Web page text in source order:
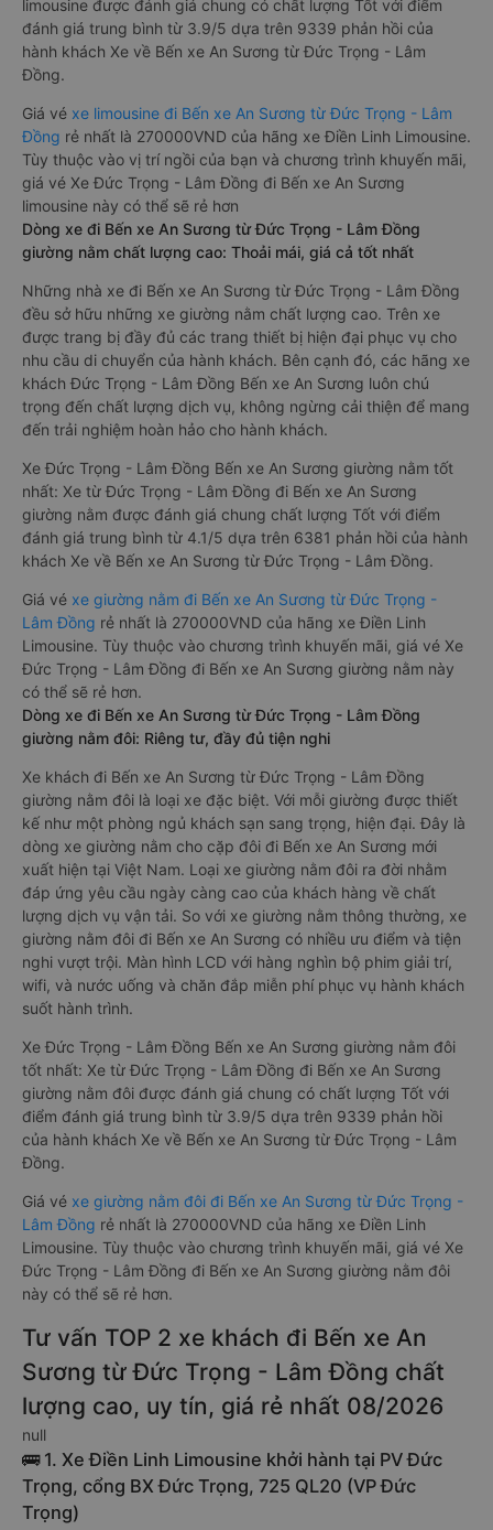
limousine được đánh giá chung có chất lượng Tốt với điểm
đánh giá trung bình từ 3.9/5 dựa trên 9339 phản hồi của
hành khách Xe về Bến xe An Sương từ Đức Trọng - Lâm
Đồng.
Giá vé xe limousine đi Bến xe An Sương từ Đức Trọng - Lâm
Đồng rẻ nhất là 270000VND của hãng xe Điền Linh Limousine.
Tùy thuộc vào vị trí ngồi của bạn và chương trình khuyến mãi,
giá vé Xe Đức Trọng - Lâm Đồng đi Bến xe An Sương
limousine này có thể sẽ rẻ hơn
Dòng xe đi Bến xe An Sương từ Đức Trọng - Lâm Đồng
giường nằm chất lượng cao: Thoải mái, giá cả tốt nhất
Những nhà xe đi Bến xe An Sương từ Đức Trọng - Lâm Đồng
đều sở hữu những xe giường nằm chất lượng cao. Trên xe
được trang bị đầy đủ các trang thiết bị hiện đại phục vụ cho
nhu cầu di chuyển của hành khách. Bên cạnh đó, các hãng xe
khách Đức Trọng - Lâm Đồng Bến xe An Sương luôn chú
trọng đến chất lượng dịch vụ, không ngừng cải thiện để mang
đến trải nghiệm hoàn hảo cho hành khách.
Xe Đức Trọng - Lâm Đồng Bến xe An Sương giường nằm tốt
nhất: Xe từ Đức Trọng - Lâm Đồng đi Bến xe An Sương
giường nằm được đánh giá chung chất lượng Tốt với điểm
đánh giá trung bình từ 4.1/5 dựa trên 6381 phản hồi của hành
khách Xe về Bến xe An Sương từ Đức Trọng - Lâm Đồng.
Giá vé xe giường nằm đi Bến xe An Sương từ Đức Trọng -
Lâm Đồng rẻ nhất là 270000VND của hãng xe Điền Linh
Limousine. Tùy thuộc vào chương trình khuyến mãi, giá vé Xe
Đức Trọng - Lâm Đồng đi Bến xe An Sương giường nằm này
có thể sẽ rẻ hơn.
Dòng xe đi Bến xe An Sương từ Đức Trọng - Lâm Đồng
giường nằm đôi: Riêng tư, đầy đủ tiện nghi
Xe khách đi Bến xe An Sương từ Đức Trọng - Lâm Đồng
giường nằm đôi là loại xe đặc biệt. Với mỗi giường được thiết
kế như một phòng ngủ khách sạn sang trọng, hiện đại. Đây là
dòng xe giường nằm cho cặp đôi đi Bến xe An Sương mới
xuất hiện tại Việt Nam. Loại xe giường nằm đôi ra đời nhằm
đáp ứng yêu cầu ngày càng cao của khách hàng về chất
lượng dịch vụ vận tải. So với xe giường nằm thông thường, xe
giường nằm đôi đi Bến xe An Sương có nhiều ưu điểm và tiện
nghi vượt trội. Màn hình LCD với hàng nghìn bộ phim giải trí,
wifi, và nước uống và chăn đắp miễn phí phục vụ hành khách
suốt hành trình.
Xe Đức Trọng - Lâm Đồng Bến xe An Sương giường nằm đôi
tốt nhất: Xe từ Đức Trọng - Lâm Đồng đi Bến xe An Sương
giường nằm đôi được đánh giá chung có chất lượng Tốt với
điểm đánh giá trung bình từ 3.9/5 dựa trên 9339 phản hồi
của hành khách Xe về Bến xe An Sương từ Đức Trọng - Lâm
Đồng.
Giá vé xe giường nằm đôi đi Bến xe An Sương từ Đức Trọng -
Lâm Đồng rẻ nhất là 270000VND của hãng xe Điền Linh
Limousine. Tùy thuộc vào chương trình khuyến mãi, giá vé Xe
Đức Trọng - Lâm Đồng đi Bến xe An Sương giường nằm đôi
này có thể sẽ rẻ hơn.
Tư vấn TOP 2 xe khách đi Bến xe An
Sương từ Đức Trọng - Lâm Đồng chất
lượng cao, uy tín, giá rẻ nhất 08/2026
null
🚌 1. Xe Điền Linh Limousine khởi hành tại PV Đức
Trọng, cổng BX Đức Trọng, 725 QL20 (VP Đức
Trọng)